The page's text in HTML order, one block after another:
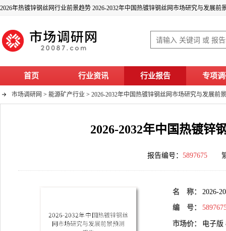
2026年热镀锌钢丝网行业前景趋势 2026-2032年中国热镀锌钢丝网市场研究与发展前
首页 行业资讯 行业报告 专项
市场调研网 > 能源矿产行业 > 2026-2032年中国热镀锌钢丝网市场研究与发展前
2026-2032年中国热镀锌
报告编号： 5897675
名 称： 2026-
编 号：
市场价： 电子版